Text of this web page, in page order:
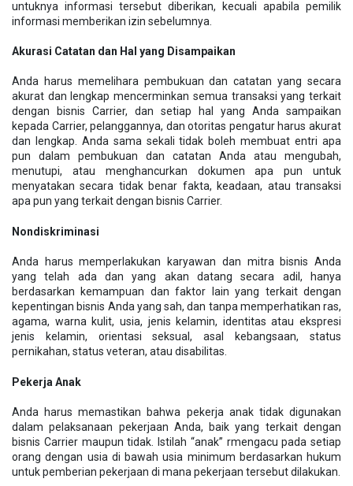
untuknya informasi tersebut diberikan, kecuali apabila pemilik
informasi memberikan izin sebelumnya.
Akurasi Catatan dan Hal yang Disampaikan
Anda harus memelihara pembukuan dan catatan yang secara
akurat dan lengkap mencerminkan semua transaksi yang terkait
dengan bisnis Carrier, dan setiap hal yang Anda sampaikan
kepada Carrier, pelanggannya, dan otoritas pengatur harus akurat
dan lengkap. Anda sama sekali tidak boleh membuat entri apa
pun dalam pembukuan dan catatan Anda atau mengubah,
menutupi, atau menghancurkan dokumen apa pun untuk
menyatakan secara tidak benar fakta, keadaan, atau transaksi
apa pun yang terkait dengan bisnis Carrier.
Nondiskriminasi
Anda harus memperlakukan karyawan dan mitra bisnis Anda
yang telah ada dan yang akan datang secara adil, hanya
berdasarkan kemampuan dan faktor lain yang terkait dengan
kepentingan bisnis Anda yang sah, dan tanpa memperhatikan ras,
agama, warna kulit, usia, jenis kelamin, identitas atau ekspresi
jenis kelamin, orientasi seksual, asal kebangsaan, status
pernikahan, status veteran, atau disabilitas.
Pekerja Anak
Anda harus memastikan bahwa pekerja anak tidak digunakan
dalam pelaksanaan pekerjaan Anda, baik yang terkait dengan
bisnis Carrier maupun tidak. Istilah “anak” rmengacu pada setiap
orang dengan usia di bawah usia minimum berdasarkan hukum
untuk pemberian pekerjaan di mana pekerjaan tersebut dilakukan.